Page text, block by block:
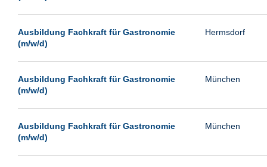
Neubrandenburg
Neumünster
Passau
Pforzheim
Ausbildung Fachkraft für Gastronomie
(m/w/d)
Hermsdorf
Ausbildung Fachkraft für Gastronomie
(m/w/d)
München
Ausbildung Fachkraft für Gastronomie
(m/w/d)
München